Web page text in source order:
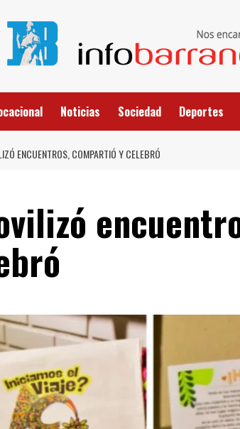
Noticias Sociedad Deportes
ENCUENTROS, COMPARTIÓ Y CELEBRÓ